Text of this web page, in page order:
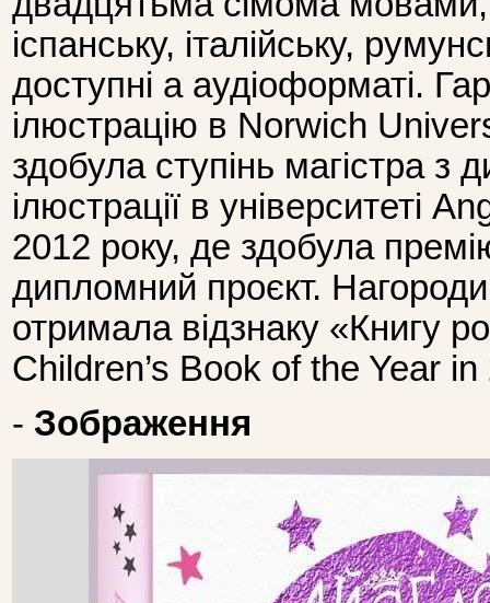
іспанську, італійську,
доступні а аудіоформаті.
ілюстрацію в Norwich
здобула ступінь магістра з
ілюстрації в університеті
2012 року, де здобула
дипломний проєкт.
отримала відзнаку «Книгу
Children’s Book of the Year in
- Зображення